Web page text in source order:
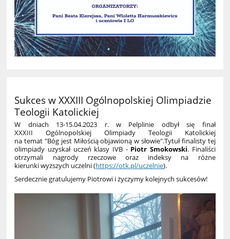
Sukces w XXXIII Ogólnopolskiej Olimpiadzie
Teologii Katolickiej
W dniach 13-15.04.2023 r. w Pelplinie odbył się finał
XXXIIIOgólnopolskiej Olimpiady Teologii Katolickiej
na temat "Bóg jest Miłością objawioną w słowie".Tytuł finalisty tej
olimpiady uzyskał uczeń klasy IVB - Piotr Smokowski. Finaliści
otrzymali nagrody rzeczowe oraz indeksy na różne
kierunkiwyższych uczelni (https://otk.pl/uczelnie).
Serdecznie gratulujemy Piotrowi i życzymy kolejnych sukcesów!